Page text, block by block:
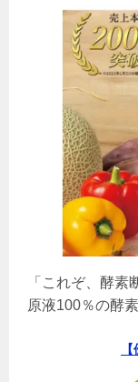
「これぞ、酵素
原液100％の酵